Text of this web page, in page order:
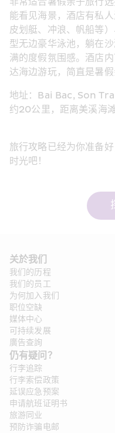
能看见海景，酒店有私
皮划艇、冲浪、帆船等
型无边豪华泳池，躺在
满的度假氛围感。酒店
达海边游玩，简直是暑假
地址：Bai Bac, Son
约20公里，距离美溪海
旅行攻略已经为你准备
时光吧！
关於我们
我们的历程
我们的员工
为何加入我们
职位空缺
媒体中心
可持续发展
廣告查詢
仍有疑问？
行李追踪
行李索偿政策
延误应急预案
申请航班证明书
旅游同业
预防诈骗电邮